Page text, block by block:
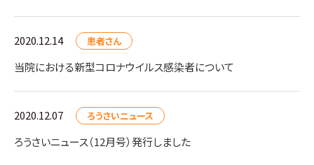
2020.12.14 患者さん
当院における新型コロナウイルス感染者について
2020.12.07 ろうさいニュース
ろうさいニュース（12月号）発行しました